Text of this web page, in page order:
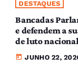
DESTAQUES
Bancadas
e defendem a
de luto nacional
today JUNHO 22,